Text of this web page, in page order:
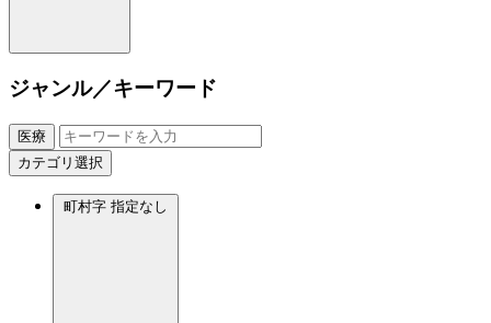
ジャンル／キーワード
医療
カテゴリ選択
町村字 指定なし